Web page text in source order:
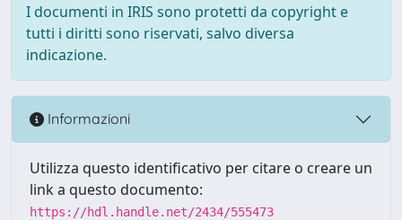
I documenti in IRIS sono protetti da copyright e
tutti i diritti sono riservati, salvo diversa
indicazione.
Informazioni
Utilizza questo identificativo per citare o creare un
link a questo documento:
https://hdl.handle.net/2434/555473